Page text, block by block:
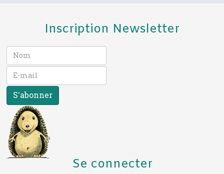
Inscription Newsletter
S’abonner
Se connecter